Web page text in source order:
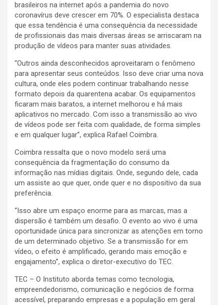
brasileiros na internet após a pandemia do novo
coronavírus deve crescer em 70%. O especialista destaca
que essa tendência é uma consequência da necessidade
de profissionais das mais diversas áreas se arriscaram na
produção de vídeos para manter suas atividades.
“Outros ainda desconhecidos aproveitaram o fenômeno
para apresentar seus conteúdos. Isso deve criar uma nova
cultura, onde eles podem continuar trabalhando nesse
formato depois da quarentena acabar. Os equipamentos
ficaram mais baratos, a internet melhorou e há mais
aplicativos no mercado. Com isso a transmissão ao vivo
de vídeos pode ser feita com qualidade, de forma simples
e em qualquer lugar”, explica Rafael Coimbra.
Coimbra ressalta que o novo modelo será uma
consequência da fragmentação do consumo da
informação nas mídias digitais. Onde, segundo dele, cada
um assiste ao que quer, onde quer e no dispositivo da sua
preferência.
“Isso abre um espaço enorme para as marcas, mas a
dispersão é também um desafio. O evento ao vivo é uma
oportunidade única para sincronizar as atenções em torno
de um determinado objetivo. Se a transmissão for em
vídeo, o efeito é amplificado, gerando mais emoção e
engajamento”, explica o diretor-executivo do TEC.
TEC – O Instituto aborda temas como tecnologia,
empreendedorismo, comunicação e negócios de forma
acessível, preparando empresas e a população em geral